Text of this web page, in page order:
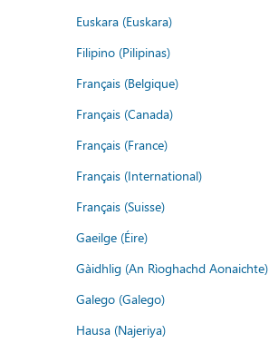
Euskara (Euskara)
Filipino (Pilipinas)
Français (Belgique)
Français (Canada)
Français (France)
Français (International)
Français (Suisse)
Gaeilge (Éire)
Gàidhlig (An Rìoghachd Aonaichte)
Galego (Galego)
Hausa (Najeriya)